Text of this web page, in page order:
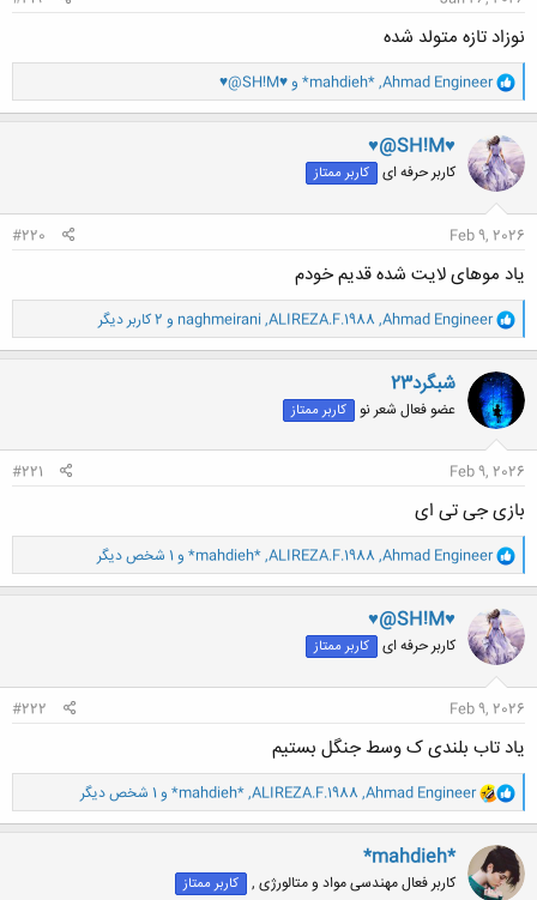
نوزاد تازه متولد شده
و
ا
ک
ن
ش
ه
ا
Ahmad Engineer
,
*mahdieh* و♥@SH!M♥
♥@SH!M♥
کاربر حرفه ای کاربر ممتاز
Feb 9, 2026
#220
یاد موهای لایت شده قدیم خودم
و
ا
ک
ن
ش
ه
ا
Ahmad Engineer
,
ALIREZA.F.1988
,
naghmeirani و 2 کاربر دیگر
شبگرد23
عضو فعال شعر نو کاربر ممتاز
Feb 9, 2026
#221
بازی جی تی ای
و
ا
ک
ن
ش
ه
ا
Ahmad Engineer
,
ALIREZA.F.1988
,
*mahdieh* و 1 شخص دیگر
♥@SH!M♥
کاربر حرفه ای کاربر ممتاز
Feb 9, 2026
#222
یاد تاب بلندی ک وسط جنگل بستیم
و
ا
ک
ش
ه
Ahmad Engineer
,
ALIREZA.F.1988
,
*mahdieh* و 1 شخص دیگر
*mahdieh*
کاربر فعال مهندسی مواد و متالورژی , کاربر ممتاز